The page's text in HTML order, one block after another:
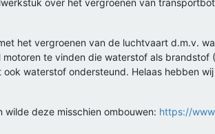
over het vergroenen van
het vergroenen van de luchtvaart d.m.v.
te vinden die waterstof als
waterstof ondersteund. Helaas hebben
deze misschien ombouwen: https://